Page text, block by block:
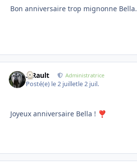
Bon anniversaire trop mignonne Bella.
S.Rault Administratrice
Posté(e) le 2 juilletle 2 juil.
Joyeux anniversaire Bella ! ❣️